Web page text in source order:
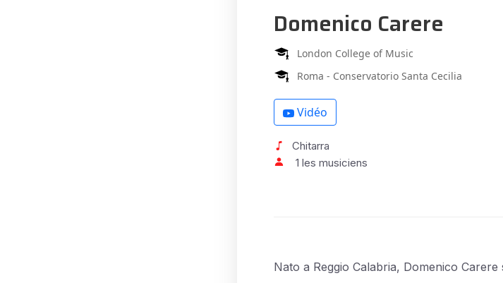
Domenico Carere
London College of Music
Roma - Conservatorio Santa Cecilia
Vidéo
Chitarra
1 les musiciens
Nato a Reggio Calabria, Domenico